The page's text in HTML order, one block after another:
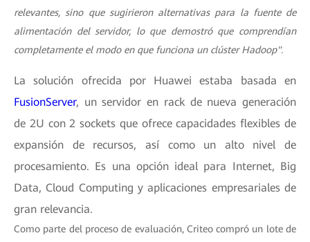
relevantes, sino que sugirieron alternativas para la fuente de
alimentación del servidor, lo que demostró que comprendían
completamente el modo en que funciona un clúster Hadoop".
La solución ofrecida por Huawei estaba basada en
FusionServer, un servidor en rack de nueva generación
de 2U con 2 sockets que ofrece capacidades flexibles de
expansión de recursos, así como un alto nivel de
procesamiento. Es una opción ideal para Internet, Big
Data, Cloud Computing y aplicaciones empresariales de
gran relevancia.
Como parte del proceso de evaluación, Criteo compró un lote de